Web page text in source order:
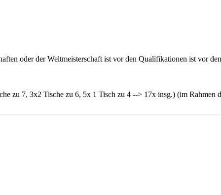
oder der Weltmeisterschaft ist vor den Qualifikationen ist vor
zu 7, 3x2 Tische zu 6, 5x 1 Tisch zu 4 --> 17x insg.) (im Rahmen